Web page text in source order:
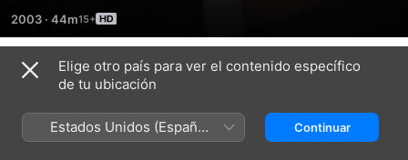
Cuerpo de Infantería de Marina, independientemente de su
rango o posición.
2003 · 44m
Temporada 1
Elige otro país para ver el contenido específico
de tu ubicación
Estados Unidos (Español
México)
Continuar